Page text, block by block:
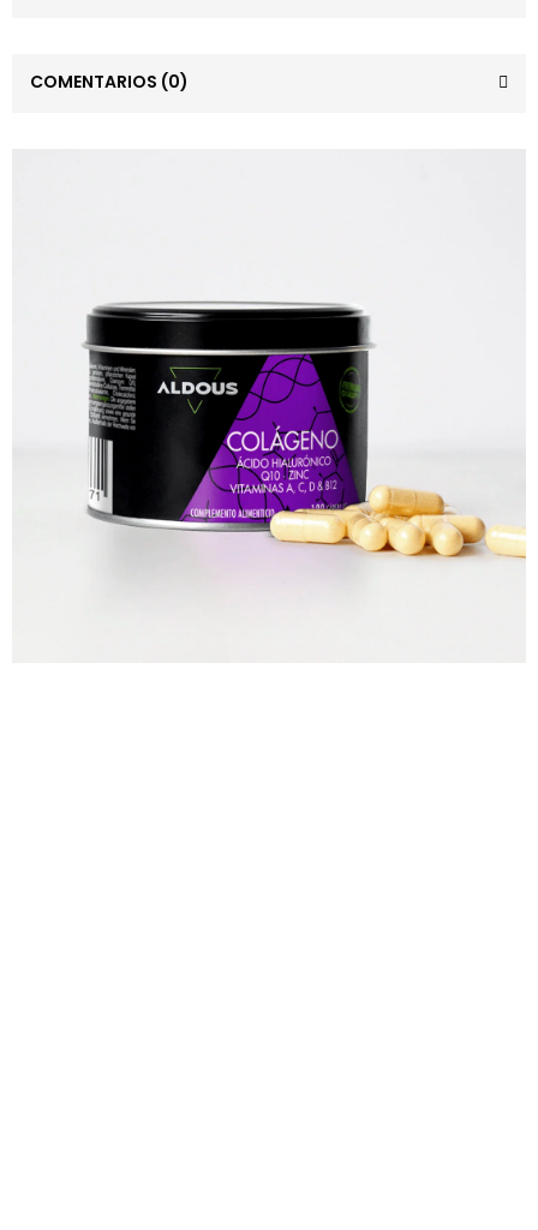
COMENTARIOS (0)